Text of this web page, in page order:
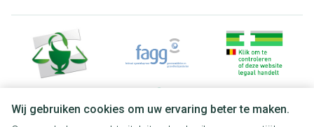
Wij gebruiken cookies om uw ervaring beter te maken.